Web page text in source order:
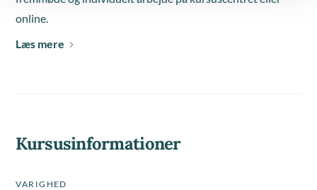
online.
Læs mere
Kursusinformationer
VARIGHED